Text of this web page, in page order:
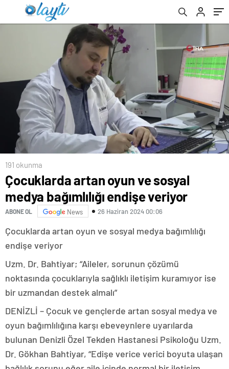
191 okunma
Çocuklarda artan oyun ve sosyal
medya bağımlılığı endişe veriyor
ABONE OL News 26 Haziran 2024 00:06
Çocuklarda artan oyun ve sosyal medya bağımlılığı
endişe veriyor
Uzm. Dr. Bahtiyar; “Aileler, sorunun çözümü
noktasında çocuklarıyla sağlıklı iletişim kuramıyor ise
bir uzmandan destek almalı”
DENİZLİ – Çocuk ve gençlerde artan sosyal medya ve
oyun bağımlılığına karşı ebeveynlere uyarılarda
bulunan Denizli Özel Tekden Hastanesi Psikoloğu Uzm.
Dr. Gökhan Bahtiyar, “Edişe verice verici boyuta ulaşan